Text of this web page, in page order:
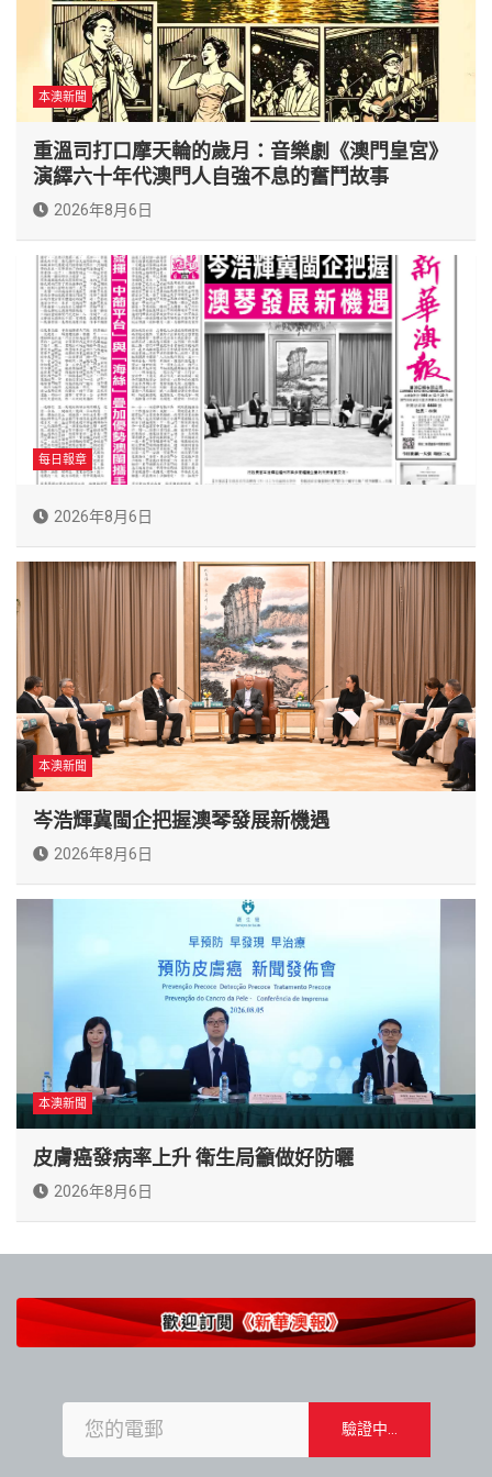
本澳新聞
重溫司打口摩天輪的歲月：音樂劇《澳門皇宮》
演繹六十年代澳門人自強不息的奮鬥故事
2026年8月6日
每日報章
2026年8月6日
本澳新聞
岑浩輝冀閩企把握澳琴發展新機遇
2026年8月6日
本澳新聞
皮膚癌發病率上升 衛生局籲做好防曬
2026年8月6日